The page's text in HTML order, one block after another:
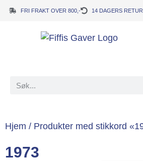
FRI FRAKT OVER 800,- 14 DAGERS
Hjem / Produkter med stikkord
1973